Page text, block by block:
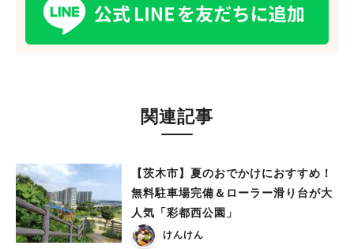
関連記事
【茨木市】夏のおでかけにおすすめ！
無料駐車場完備＆ローラー滑り台が大
人気「彩都西公園」
けんけん
人気のキーワード
#今週どこいく？#自然とふれあう#ランチ